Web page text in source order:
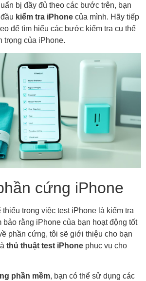
bị đầy đủ theo các bước trên, bạn
kiểm tra iPhone của mình. Hãy tiếp
để tìm hiểu các bước kiểm tra cụ thể
trọng của iPhone.
cứng iPhone
thiếu trong việc test iPhone là kiểm tra
rằng iPhone của bạn hoạt động tốt
phần cứng, tôi sẽ giới thiệu cho bạn
thủ thuật test iPhone phục vụ cho
phần mềm, bạn có thể sử dụng các